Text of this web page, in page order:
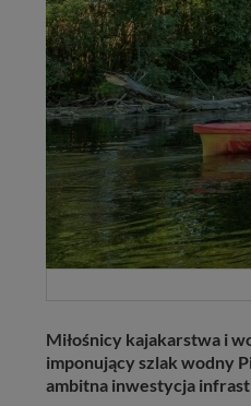
Miłośnicy kajakarstwa i
imponujący szlak wodny
ambitna inwestycja